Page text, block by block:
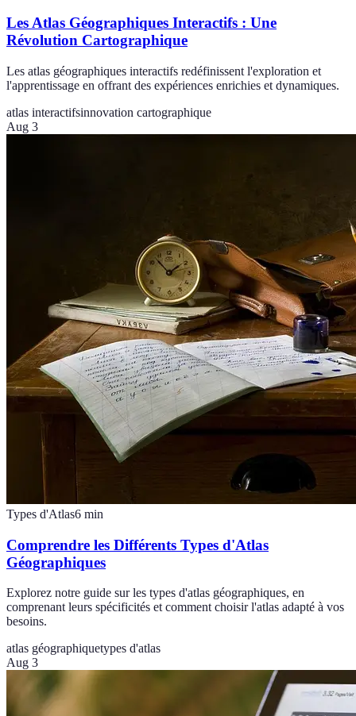
Les Atlas Géographiques Interactifs : Une
Révolution Cartographique
Les atlas géographiques interactifs redéfinissent l'exploration et
l'apprentissage en offrant des expériences enrichies et dynamiques.
atlas interactifsinnovation cartographique
Aug 3
Types d'Atlas6 min
Comprendre les Différents Types d'Atlas
Géographiques
Explorez notre guide sur les types d'atlas géographiques, en
comprenant leurs spécificités et comment choisir l'atlas adapté à vos
besoins.
atlas géographiquetypes d'atlas
Aug 3